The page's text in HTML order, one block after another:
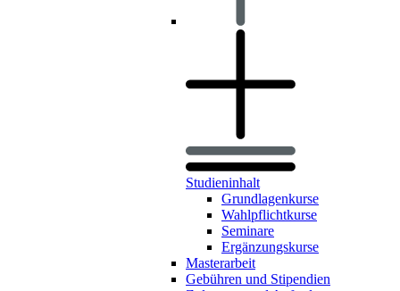
Studieninhalt
Grundlagenkurse
Wahlpflichtkurse
Seminare
Ergänzungskurse
Masterarbeit
Gebühren und Stipendien